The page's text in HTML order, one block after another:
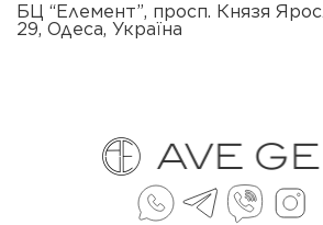
БЦ “Елемент”, просп. Князя
29, Одеса, Україна